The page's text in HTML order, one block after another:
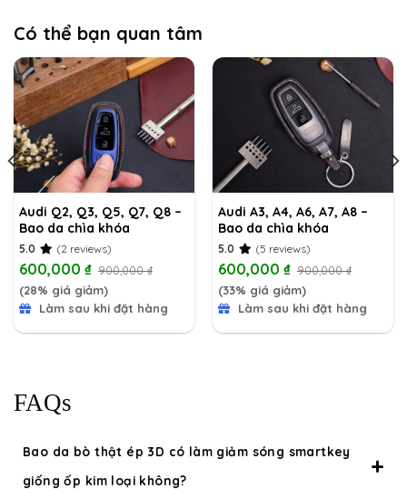
Có thể bạn quan tâm
Audi Q2, Q3, Q5, Q7, Q8 –
Bao da chìa khóa
5.0 (2 reviews)
600,000 ₫ 900,000₫
(28% giá giảm)
Làm sau khi đặt hàng
Audi A3, A4, A6, A7, A8 –
Bao da chìa khóa
5.0 (5 reviews)
600,000 ₫ 900,000₫
(33% giá giảm)
Làm sau khi đặt hàng
FAQs
Bao da bò thật ép 3D có làm giảm sóng smartkey
giống ốp kim loại không?